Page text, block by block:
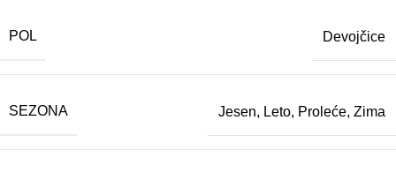
POL Devojčice
SEZONA Jesen, Leto, Proleće, Zima